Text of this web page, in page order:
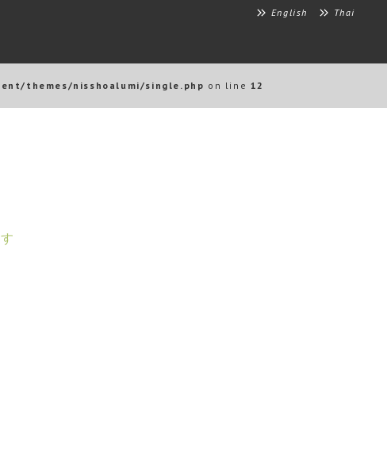
English Thai
themes/nisshoalumi/single.php on line 12